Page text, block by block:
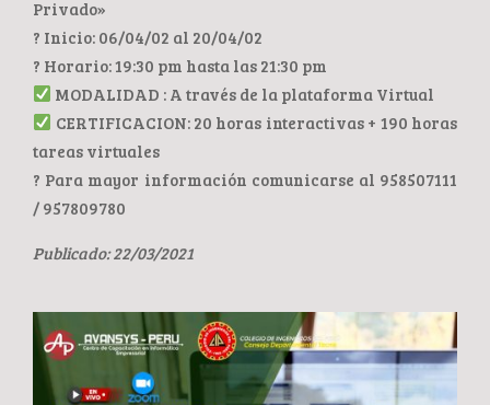
Privado»
? Inicio: 06/04/02 al 20/04/02
? Horario: 19:30 pm hasta las 21:30 pm
MODALIDAD : A través de la plataforma Virtual
CERTIFICACION: 20 horas interactivas + 190 horas
tareas virtuales
? Para mayor información comunicarse al 958507111
/ 957809780
Publicado: 22/03/2021